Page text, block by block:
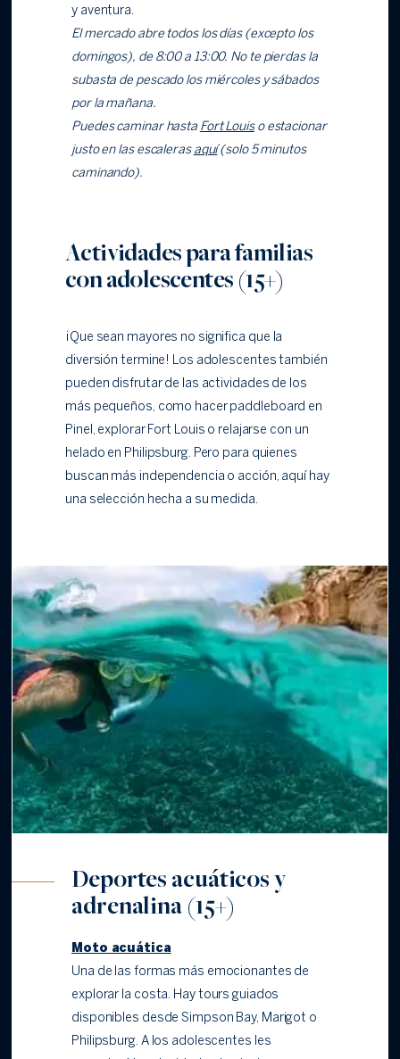
y aventura.
El mercado abre todos los días (excepto los
domingos), de 8:00 a 13:00. No te pierdas la
subasta de pescado los miércoles y sábados
por la mañana.
Puedes caminar hasta Fort Louis o estacionar
justo en las escaleras aquí (solo 5 minutos
caminando).
Actividades para familias
con adolescentes (15+)
¡Que sean mayores no significa que la
diversión termine! Los adolescentes también
pueden disfrutar de las actividades de los
más pequeños, como hacer paddleboard en
Pinel, explorar Fort Louis o relajarse con un
helado en Philipsburg. Pero para quienes
buscan más independencia o acción, aquí hay
una selección hecha a su medida.
Deportes acuáticos y
adrenalina (15+)
Moto acuática
Una de las formas más emocionantes de
explorar la costa. Hay tours guiados
disponibles desde Simpson Bay, Marigot o
Philipsburg. A los adolescentes les